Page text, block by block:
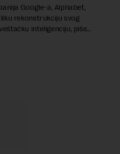
Google-a, Alphabet,
rekonstrukciju svog
inteligenciju, piše